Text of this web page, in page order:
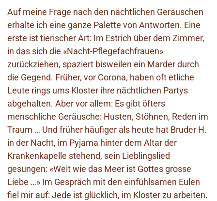
Auf meine Frage nach den nächtlichen Geräuschen
erhalte ich eine ganze Palette von Antworten. Eine
erste ist tierischer Art: Im Estrich über dem Zimmer,
in das sich die «Nacht-Pflegefachfrauen»
zurückziehen, spaziert bisweilen ein Marder durch
die Gegend. Früher, vor Corona, haben oft etliche
Leute rings ums Kloster ihre nächtlichen Partys
abgehalten. Aber vor allem: Es gibt öfters
menschliche Geräusche: Husten, Stöhnen, Reden im
Traum … Und früher häufiger als heute hat Bruder H.
in der Nacht, im Pyjama hinter dem Altar der
Krankenkapelle stehend, sein Lieblingslied
gesungen: «Weit wie das Meer ist Gottes grosse
Liebe …» Im Gespräch mit den einfühlsamen Eulen
fiel mir auf: Jede ist glücklich, im Kloster zu arbeiten.